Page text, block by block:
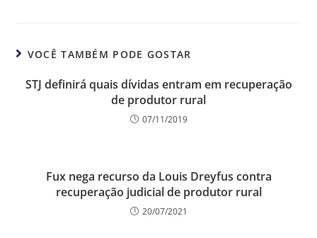
VOCÊ TAMBÉM PODE GOSTAR
STJ definirá quais dívidas entram em recuperação
de produtor rural
07/11/2019
Fux nega recurso da Louis Dreyfus contra
recuperação judicial de produtor rural
20/07/2021